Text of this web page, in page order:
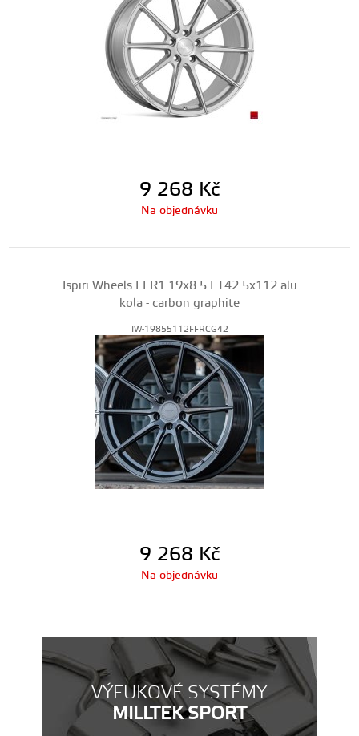
9 268 Kč
Na objednávku
Ispiri Wheels FFR1 19x8.5 ET42 5x112 alu
kola - carbon graphite
IW-19855112FFRCG42
9 268 Kč
Na objednávku
VÝFUKOVÉ SYSTÉMY
MILLTEK SPORT